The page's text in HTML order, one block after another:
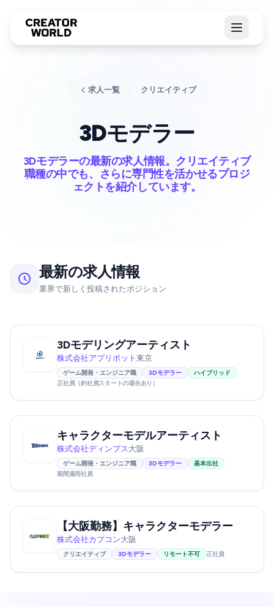
求人一覧 クリエイティブ
3Dモデラー
3Dモデラーの最新の求人情報。クリエイティブ
職種の中でも、さらに専門性を活かせるプロジ
ェクトを紹介しています。
最新の求人情報
業界で新しく投稿されたポジション
3Dモデリングアーティスト
株式会社アプリボット 東京
ゲーム開発・エンジニア職 3Dモデラー
ハイブリッド
正社員（約社員スタートの場合あり）
キャラクターモデルアーティスト
株式会社ディンプス大阪
ゲーム開発・エンジニア職 3Dモデラー
基本出社
期間雇用社員
【大阪勤務】キャラクターモデラー
株式会社カプコン大阪
クリエイティブ 3Dモデラー リモート不可 正社員